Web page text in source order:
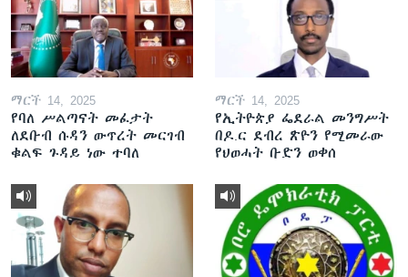
ማርች 14, 2025
የባለ ሥልጣናት መፈታት
ለደቡብ ሱዳን ውጥረት መርገብ
ቁልፍ ጉዳይ ነው ተባለ
ማርች 14, 2025
የኢትዮጵያ ፌደራል መንግሥት
በዶ.ር ደብረ ጽዮን የሚመራው
የህወሓት ቡድን ወቀሰ